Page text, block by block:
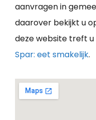
aanvragen in
daarover bekijkt u
deze website treft
Spar: eet smakelijk.